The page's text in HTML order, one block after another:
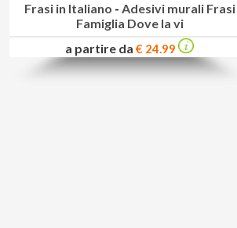
Frasi in Italiano - Adesivi murali Frasi
Famiglia Dove la vi
a partire da€ 24.99